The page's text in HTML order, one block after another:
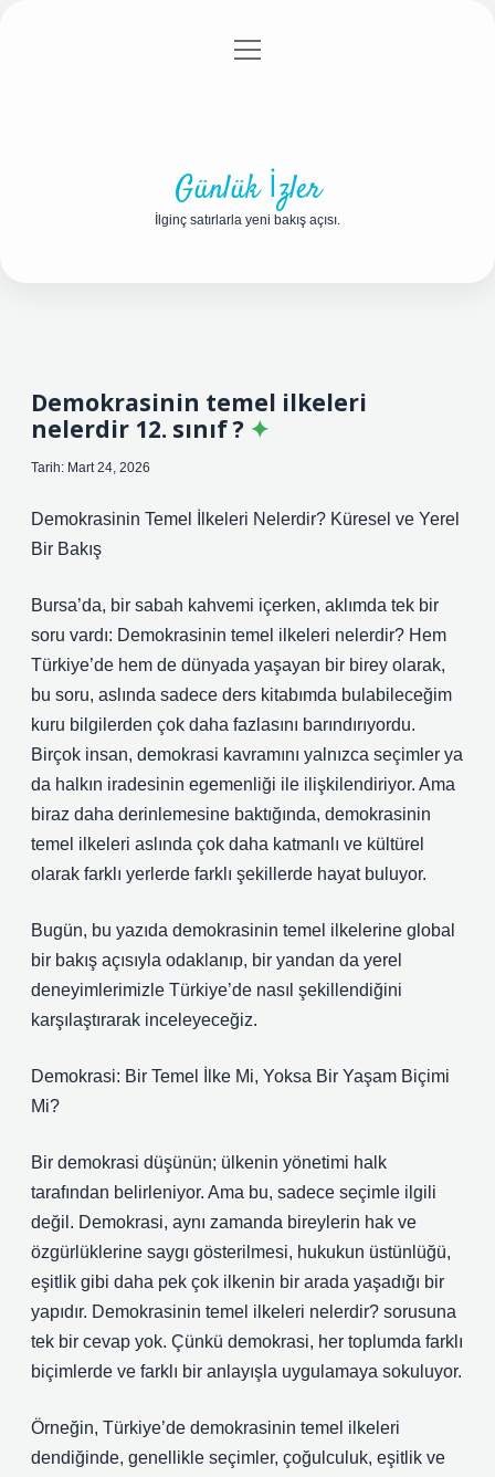
Gizlilik Politikası
menüyü
Günlük İzler
İlginç satırlarla yeni bakış açısı.
Demokrasinin temel ilkeleri
nelerdir 12. sınıf ?
Tarih: Mart 24, 2026
Demokrasinin Temel İlkeleri Nelerdir? Küresel ve Yerel
Bir Bakış
Bursa’da, bir sabah kahvemi içerken, aklımda tek bir
soru vardı: Demokrasinin temel ilkeleri nelerdir? Hem
Türkiye’de hem de dünyada yaşayan bir birey olarak,
bu soru, aslında sadece ders kitabımda bulabileceğim
kuru bilgilerden çok daha fazlasını barındırıyordu.
Birçok insan, demokrasi kavramını yalnızca seçimler ya
da halkın iradesinin egemenliği ile ilişkilendiriyor. Ama
biraz daha derinlemesine baktığında, demokrasinin
temel ilkeleri aslında çok daha katmanlı ve kültürel
olarak farklı yerlerde farklı şekillerde hayat buluyor.
Bugün, bu yazıda demokrasinin temel ilkelerine global
bir bakış açısıyla odaklanıp, bir yandan da yerel
deneyimlerimizle Türkiye’de nasıl şekillendiğini
karşılaştırarak inceleyeceğiz.
Demokrasi: Bir Temel İlke Mi, Yoksa Bir Yaşam Biçimi
Mi?
Bir demokrasi düşünün; ülkenin yönetimi halk
tarafından belirleniyor. Ama bu, sadece seçimle ilgili
değil. Demokrasi, aynı zamanda bireylerin hak ve
özgürlüklerine saygı gösterilmesi, hukukun üstünlüğü,
eşitlik gibi daha pek çok ilkenin bir arada yaşadığı bir
yapıdır. Demokrasinin temel ilkeleri nelerdir? sorusuna
tek bir cevap yok. Çünkü demokrasi, her toplumda farklı
biçimlerde ve farklı bir anlayışla uygulamaya sokuluyor.
Örneğin, Türkiye’de demokrasinin temel ilkeleri
dendiğinde, genellikle seçimler, çoğulculuk, eşitlik ve